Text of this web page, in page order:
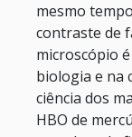
mesmo
contraste de
microscópio
biologia e na
ciência dos
HBO de